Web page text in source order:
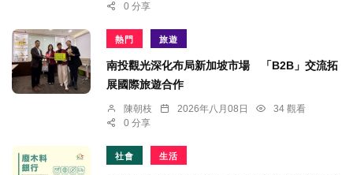
0 分享
熱門 旅遊
南投觀光深化布局新加坡市場 「B2B」交流拓
展國際旅遊合作
陳朝枝 2026年八月08日
34 觀看
0 分享
社會 生活